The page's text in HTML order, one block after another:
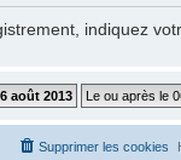
indiquez
Supprimer les cookies